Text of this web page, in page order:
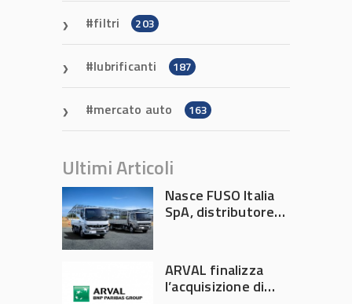
filtri 203
lubrificanti 187
mercato auto 163
Ultimi Articoli
Nasce FUSO Italia
SpA, distributore
ARVAL finalizza
l’acquisizione di